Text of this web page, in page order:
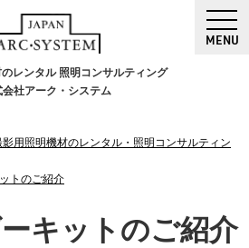
レンタル 照明コンサルティング
会社アーク・システム
MENU
用照明機材のレンタル・照明コンサルティン
トのご紹介
キットのご紹介